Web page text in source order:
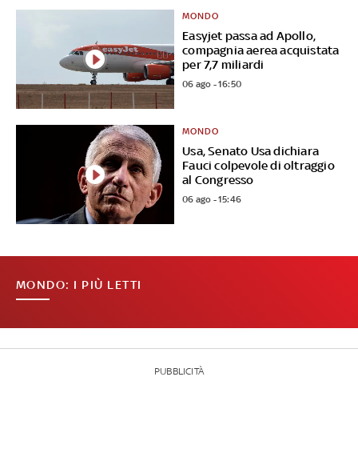
Easyjet passa ad Apollo,
compagnia aerea acquistata
per 7,7 miliardi
MONDO
06 ago - 16:50
Usa, Senato Usa dichiara
Fauci colpevole di oltraggio
al Congresso
MONDO
06 ago - 15:46
MONDO: I PIÙ LETTI
PUBBLICITÀ